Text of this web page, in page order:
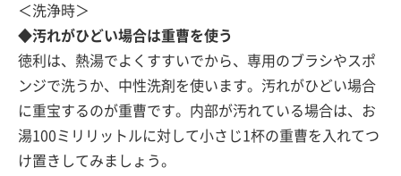
＜洗浄時＞
◆汚れがひどい場合は重曹を使う
徳利は、熱湯でよくすすいでから、専用のブラシやスポ
ンジで洗うか、中性洗剤を使います。汚れがひどい場合
に重宝するのが重曹です。内部が汚れている場合は、お
湯100ミリリットルに対して小さじ1杯の重曹を入れてつ
け置きしてみましょう。